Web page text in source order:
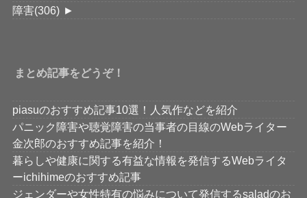
障害(306) ►
まとめ記事をどうぞ！
piasuのおすすめ記事10選！人気作などを紹介
パニック障害や聴覚障害の当事者の目線のWebライター
金次郎のおすすめ記事を紹介！
暮らしや健康に関する有益な情報を発信するWebライタ
ーichihimeのおすすめ記事
ジェンダーや女性特有の悩みについて発信するsaladのお